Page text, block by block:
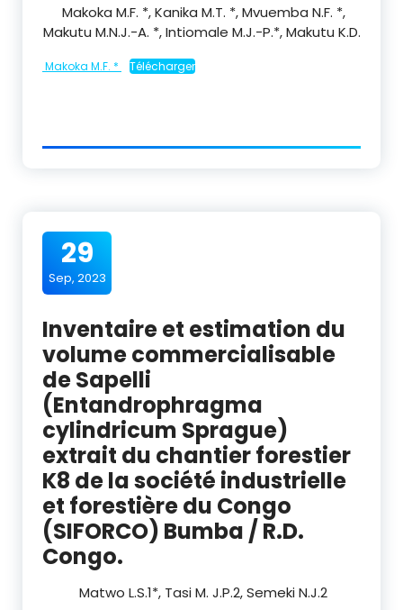
Makoka M.F. *, Kanika M.T. *, Mvuemba N.F. *,
Makutu M.N.J.-A. *, Intiomale M.J.-P.*, Makutu K.D.
Makoka M.F. * Télécharger
29
Sep, 2023
Inventaire et estimation du
volume commercialisable
de Sapelli
(Entandrophragma
cylindricum Sprague)
extrait du chantier forestier
K8 de la société industrielle
et forestière du Congo
(SIFORCO) Bumba / R.D.
Congo.
Matwo L.S.1*, Tasi M. J.P.2, Semeki N.J.2